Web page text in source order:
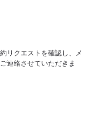
リクエストを確認し、メ
連絡させていただきま